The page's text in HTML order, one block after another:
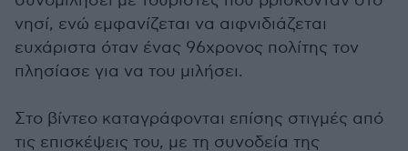
νησί, ενώ εμφανίζεται να αιφνιδιάζεται
ευχάριστα όταν ένας 96χρονος πολίτης τον
πλησίασε για να του μιλήσει.
Στο βίντεο καταγράφονται επίσης στιγμές από
τις επισκέψεις του, με τη συνοδεία της